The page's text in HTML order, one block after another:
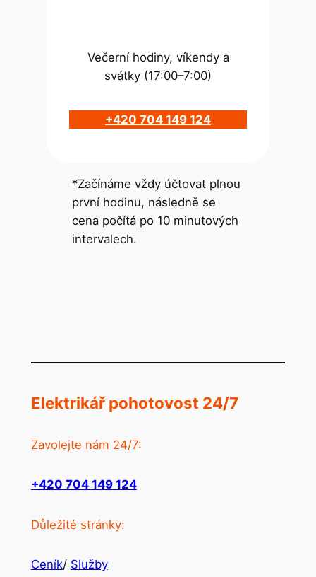
Večerní hodiny, víkendy a
svátky (17:00–7:00)
+420 704 149 124
*Začínáme vždy účtovat plnou
první hodinu, následně se
cena počítá po 10 minutových
intervalech.
Elektrikář pohotovost 24/7
Zavolejte nám 24/7:
+420 704 149 124
Důležité stránky:
Ceník/ Služby